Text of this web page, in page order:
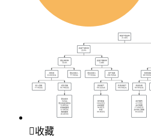
收藏